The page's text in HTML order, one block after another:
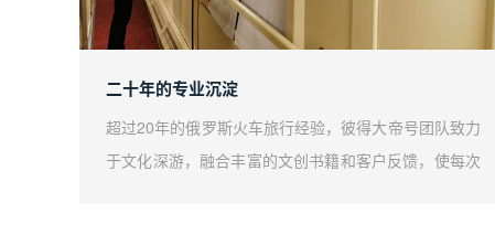
二十年的专业沉淀
超过20年的俄罗斯火车旅行经验，彼得大帝号团队致力
于文化深游，融合丰富的文创书籍和客户反馈，使每次